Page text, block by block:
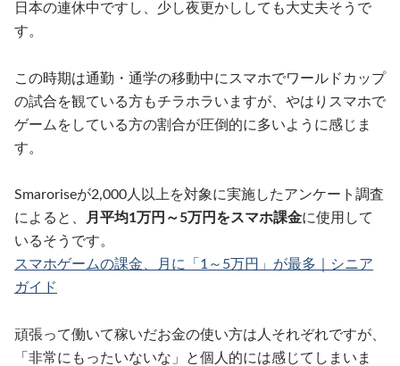
日本の連休中ですし、少し夜更かししても大丈夫そうで
す。
この時期は通勤・通学の移動中にスマホでワールドカップ
の試合を観ている方もチラホラいますが、やはりスマホで
ゲームをしている方の割合が圧倒的に多いように感じま
す。
Smaroriseが2,000人以上を対象に実施したアンケート調査
によると、
月平均1万円～5万円をスマホ課金に使用して
いるそうです。
スマホゲームの課金、月に「1～5万円」が最多｜シニア
ガイド
頑張って働いて稼いだお金の使い方は人それぞれですが、
「非常にもったいないな」と個人的には感じてしまいま